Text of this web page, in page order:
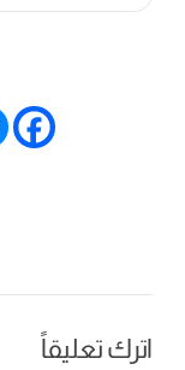
اترك تعليقاً